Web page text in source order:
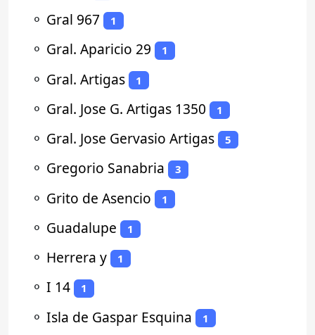
⚬ Gral 967 1
⚬ Gral. Aparicio 29 1
⚬ Gral. Artigas 1
⚬ Gral. Jose G. Artigas 1350 1
⚬ Gral. Jose Gervasio Artigas 5
⚬ Gregorio Sanabria 3
⚬ Grito de Asencio 1
⚬ Guadalupe 1
⚬ Herrera y 1
⚬ I 14 1
⚬ Isla de Gaspar Esquina 1